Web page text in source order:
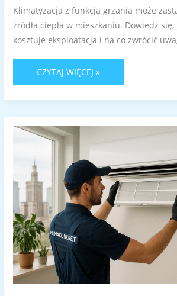
Klimatyzacja z funkcją grzania może
źródła ciepła w mieszkaniu. Dowiedz się,
kosztuje eksploatacja i na co zwrócić
CZYTAJ WIĘCEJ »
KLIMATYZACJA
A
ALERGIE
JAKIE
MODELE
NAJLEPIEJ
FILTRUJĄ
POWIETRZE?